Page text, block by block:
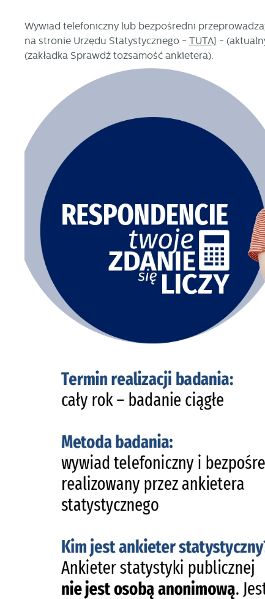
Wywiad telefoniczny lub bezpośredni
na stronie Urzędu Statystycznego - TUTAJ -
(zakładka Sprawdź tożsamość ankietera).